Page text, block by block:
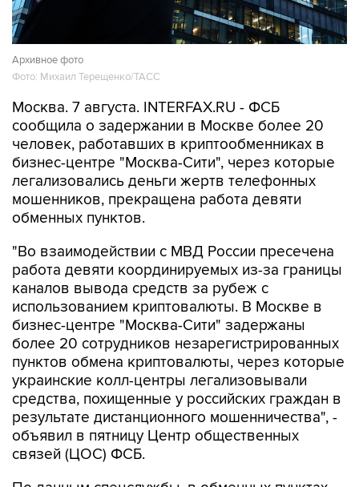
Архивное фото
Фото: Михаил Терещенко/ТАСС
Москва. 7 августа. INTERFAX.RU - ФСБ
сообщила о задержании в Москве более 20
человек, работавших в криптообменниках в
бизнес-центре "Москва-Сити", через которые
легализовались деньги жертв телефонных
мошенников, прекращена работа девяти
обменных пунктов.
"Во взаимодействии с МВД России пресечена
работа девяти координируемых из-за границы
каналов вывода средств за рубеж с
использованием криптовалюты. В Москве в
бизнес-центре "Москва-Сити" задержаны
более 20 сотрудников незарегистрированных
пунктов обмена криптовалюты, через которые
украинские колл-центры легализовывали
средства, похищенные у российских граждан в
результате дистанционного мошенничества", -
объявил в пятницу Центр общественных
связей (ЦОС) ФСБ.